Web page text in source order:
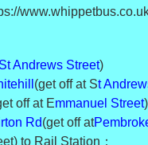
Andrews Street)
(get off at St
off at Emmanuel Street)
Rd(get off at
to Rail Station ：